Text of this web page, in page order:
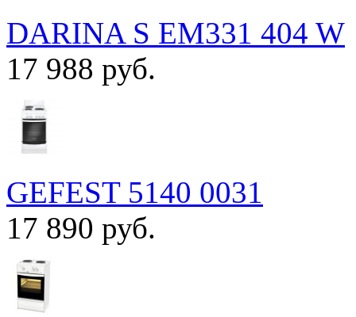
DARINA S EM331 404 W
17 988 руб.
GEFEST 5140 0031
17 890 руб.